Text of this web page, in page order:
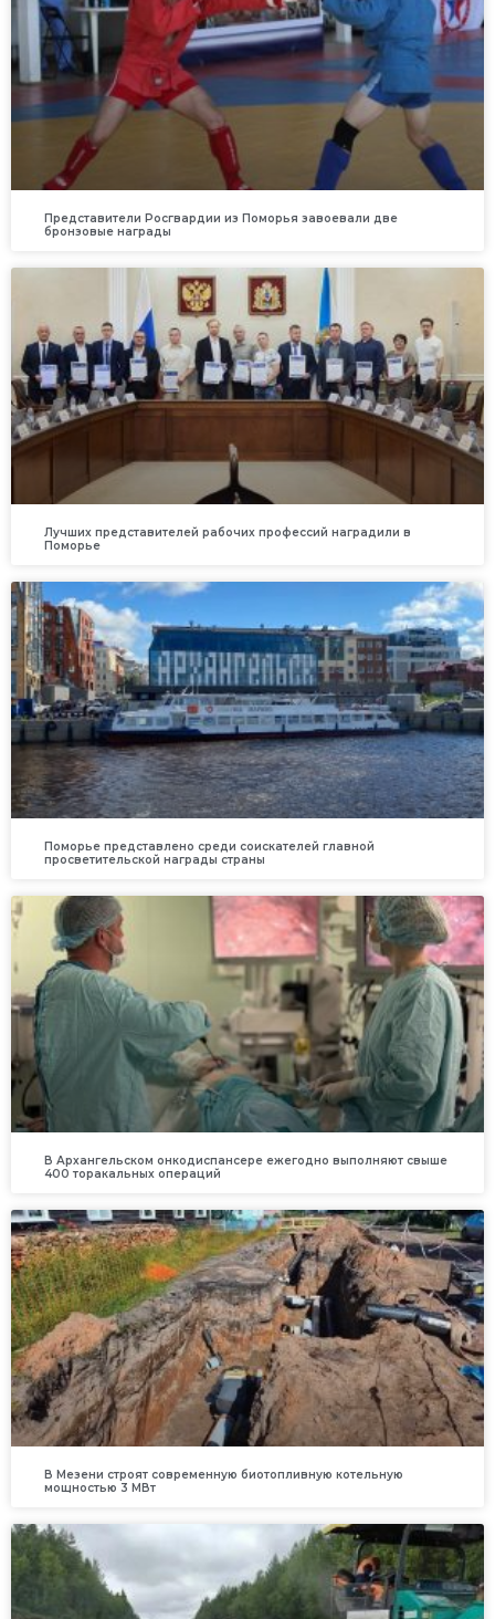
Представители Росгвардии из Поморья завоевали две
бронзовые награды
Лучших представителей рабочих профессий наградили в
Поморье
Поморье представлено среди соискателей главной
просветительской награды страны
В Архангельском онкодиспансере ежегодно выполняют свыше
400 торакальных операций
В Мезени строят современную биотопливную котельную
мощностью 3 МВт